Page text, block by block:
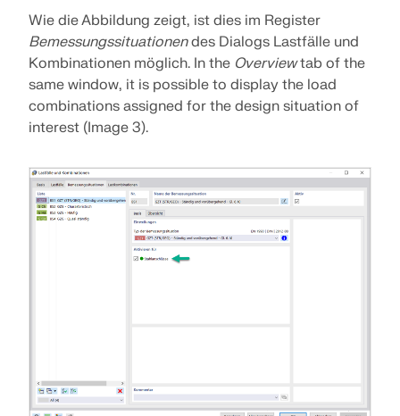
Modellobjekte
Abos & Preise
Beispiele
Entwerfen und analysieren Sie Stahlverbindungen
mit CBFEM gemäß EN 1993-1-8 und AISC 360,
vollständig integriert in RFEM 6 für schnellere und
genauere Arbeitsabläufe in der Tragwerksplanung.
Wie die Abbildung zeigt, ist dies im Register
Bemessungssituationendes Dialogs Lastfälle und
Kombinationen möglich. In the Overviewtab of the
same window, it is possible to display the load
combinations assigned for the design situation of
interest (Image 3).